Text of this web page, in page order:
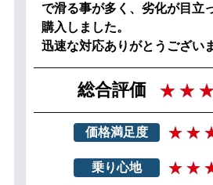
で滑る事が多く、劣化が目立
購入しました。
迅速な対応ありがとうござい
総合評価
価格満足度
乗り心地